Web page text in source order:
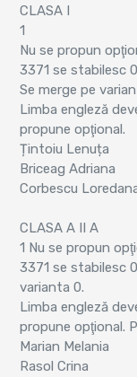
CLASA I
1
Nu se propun
3371 se stabilesc
Se merge pe
Limba engleză
propune opţional.
Țintoiu Lenuța
Briceag Adriana
Corbescu
CLASA A II A
1 Nu se propun
3371 se stabilesc
varianta 0.
Limba engleză
propune opţional.
Marian Melania
Rasol Crina